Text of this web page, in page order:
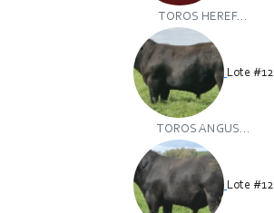
TOROS HEREF...
Lote #12
TOROS ANGUS...
Lote #12